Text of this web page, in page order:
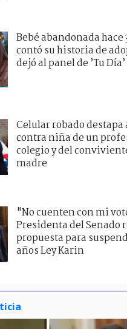
Bebé abandonada hace
contó su historia de
dejó al panel de ’Tu
Celular robado destapa
contra niña de un
colegio y del
madre
"No cuenten con mi
Presidenta del Senado
propuesta para
años Ley Karin